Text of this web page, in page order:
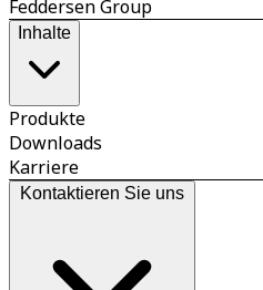
Feddersen Group
Inhalte
Produkte
Downloads
Karriere